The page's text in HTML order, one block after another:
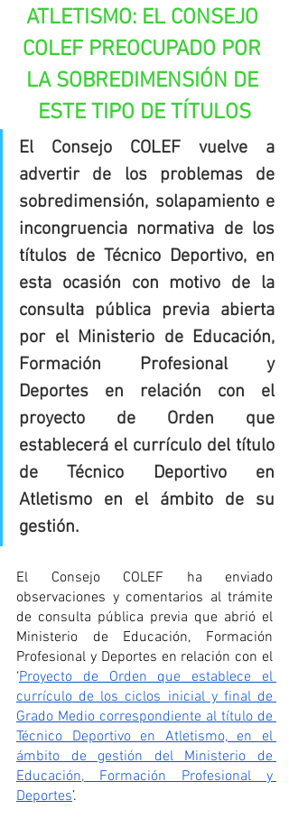
ATLETISMO: EL CONSEJO
COLEF PREOCUPADO POR
LA SOBREDIMENSIÓN DE
ESTE TIPO DE TÍTULOS
El Consejo COLEF vuelve a
advertir de los problemas de
sobredimensión, solapamiento e
incongruencia normativa de los
títulos de Técnico Deportivo, en
esta ocasión con motivo de la
consulta pública previa abierta
por el Ministerio de Educación,
Formación Profesional y
Deportes en relación con el
proyecto de Orden que
establecerá el currículo del título
de Técnico Deportivo en
Atletismo en el ámbito de su
gestión.
El Consejo COLEF ha enviado
observaciones y comentarios al trámite
de consulta pública previa que abrió el
Ministerio de Educación, Formación
Profesional y Deportes en relación con el
‘Proyecto de Orden que establece el
currículo de los ciclos inicial y final de
Grado Medio correspondiente al título de
Técnico Deportivo en Atletismo, en el
ámbito de gestión del Ministerio de
Educación, Formación Profesional y
Deportes’.